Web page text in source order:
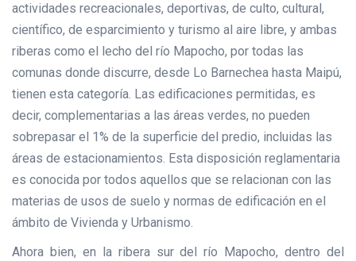
actividades recreacionales, deportivas, de culto, cultural,
científico, de esparcimiento y turismo al aire libre, y ambas
riberas como el lecho del río Mapocho, por todas las
comunas donde discurre, desde Lo Barnechea hasta Maipú,
tienen esta categoría. Las edificaciones permitidas, es
decir, complementarias a las áreas verdes, no pueden
sobrepasar el 1% de la superficie del predio, incluidas las
áreas de estacionamientos. Esta disposición reglamentaria
es conocida por todos aquellos que se relacionan con las
materias de usos de suelo y normas de edificación en el
ámbito de Vivienda y Urbanismo.
Ahora bien, en la ribera sur del río Mapocho, dentro del